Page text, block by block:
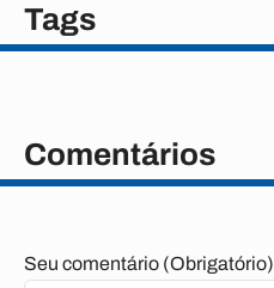
Tags
Comentários
Seu comentário (Obrigatório)